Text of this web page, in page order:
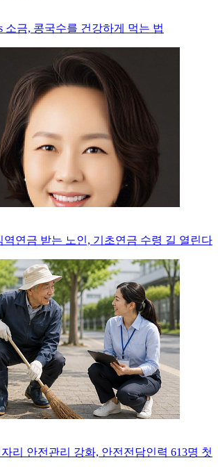
소금, 콩국수를 건강하게 먹는 법
역연금 받는 노인, 기초연금 수령 길 열린다
리 안전관리 강화, 안전전담인력 613명 첫